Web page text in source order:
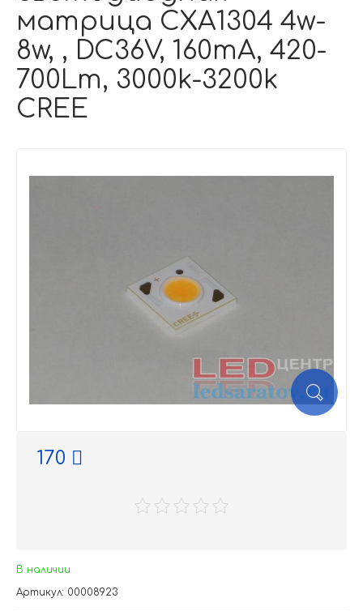
матрица CXA1304 4w-
8w, , DC36V, 160mA, 420-
700Lm, 3000k-3200k
CREE
170
В наличии
Артикул: 00008923